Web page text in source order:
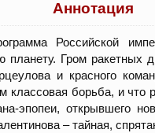
Аннотация
Российской
Гром ракетных
и красного
классовая борьба, и что
эпопеи, открывшего
– тайная,